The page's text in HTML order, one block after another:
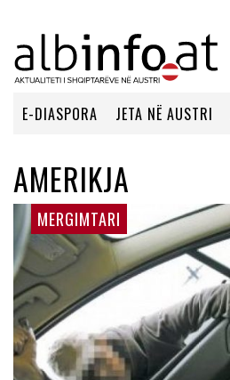
E-DIASPORA JETA NË AUSTRI
AMERIKJA
MERGIMTARI